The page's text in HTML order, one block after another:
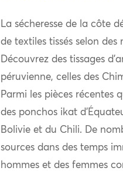
La sécheresse de la côte
de textiles tissés selon des
Découvrez des tissages
péruvienne, celles des
Parmi les pièces récentes
des ponchos ikat
Bolivie et du Chili. De
sources dans des temps
hommes et des femmes